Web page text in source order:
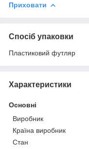
Приховати
Спосіб упаковки
Пластиковий футляр
Характеристики
Основні
Виробник
Країна виробник
Стан